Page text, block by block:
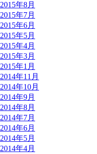
2015年8月
2015年7月
2015年6月
2015年5月
2015年4月
2015年3月
2015年1月
2014年11月
2014年10月
2014年9月
2014年8月
2014年7月
2014年6月
2014年5月
2014年4月